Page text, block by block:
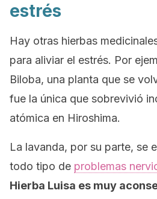
estrés
Hay otras hierbas
para aliviar el estrés. Por
Biloba, una planta que se
fue la única que sobrevivió
atómica en Hiroshima.
La lavanda, por su parte, se
todo tipo de problemas
Hierba Luisa es muy